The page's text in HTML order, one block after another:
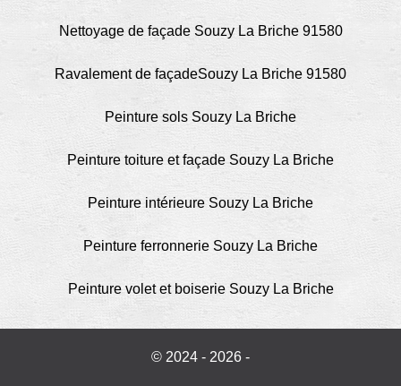
Nettoyage de façade Souzy La Briche 91580
Ravalement de façadeSouzy La Briche 91580
Peinture sols Souzy La Briche
Peinture toiture et façade Souzy La Briche
Peinture intérieure Souzy La Briche
Peinture ferronnerie Souzy La Briche
Peinture volet et boiserie Souzy La Briche
© 2024 - 2026 -